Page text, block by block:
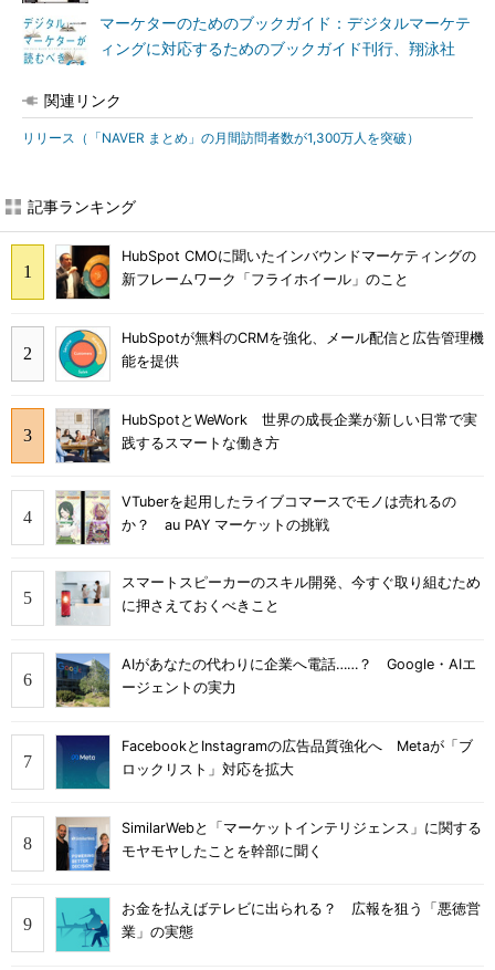
マーケターのためのブックガイド：デジタルマーケテ
ィングに対応するためのブックガイド刊行、翔泳社
関連リンク
リリース（「NAVER まとめ」の月間訪問者数が1,300万人を突破）
記事ランキング
HubSpot CMOに聞いたインバウンドマーケティングの
新フレームワーク「フライホイール」のこと
HubSpotが無料のCRMを強化、メール配信と広告管理機
能を提供
HubSpotとWeWork 世界の成長企業が新しい日常で実
践するスマートな働き方
VTuberを起用したライブコマースでモノは売れるの
か？ au PAY マーケットの挑戦
スマートスピーカーのスキル開発、今すぐ取り組むため
に押さえておくべきこと
AIがあなたの代わりに企業へ電話……？ Google・AIエ
ージェントの実力
FacebookとInstagramの広告品質強化へ Metaが「ブ
ロックリスト」対応を拡大
SimilarWebと「マーケットインテリジェンス」に関する
モヤモヤしたことを幹部に聞く
お金を払えばテレビに出られる？ 広報を狙う「悪徳営
業」の実態